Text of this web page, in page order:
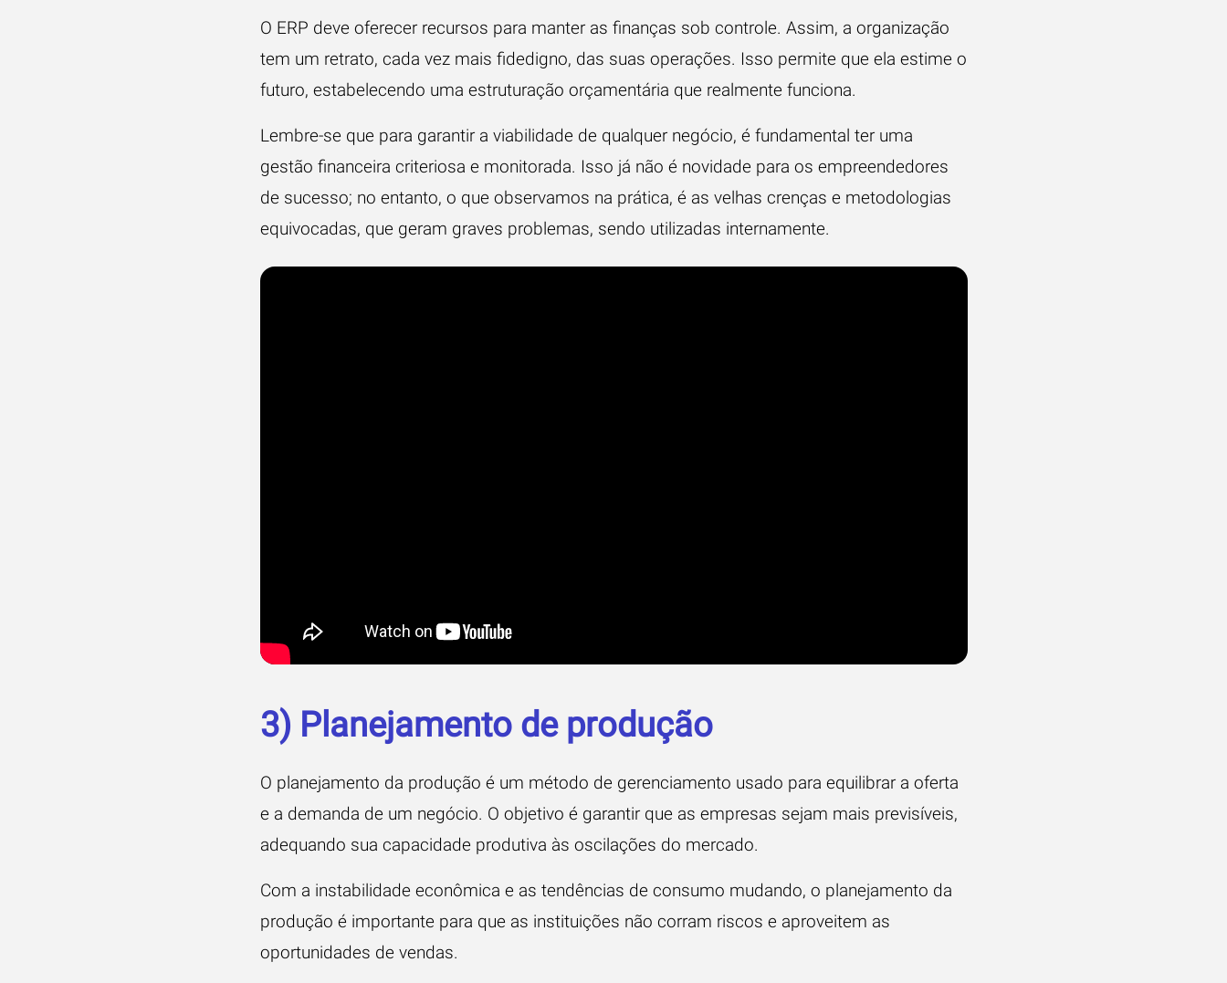
O ERP deve oferecer recursos para manter as finanças sob controle. Assim, a organização
tem um retrato, cada vez mais fidedigno, das suas operações. Isso permite que ela estime o
futuro, estabelecendo uma estruturação orçamentária que realmente funciona.
Lembre-se que para garantir a viabilidade de qualquer negócio, é fundamental ter uma
gestão financeira criteriosa e monitorada. Isso já não é novidade para os empreendedores
de sucesso; no entanto, o que observamos na prática, é as velhas crenças e metodologias
equivocadas, que geram graves problemas, sendo utilizadas internamente.
3) Planejamento de produção
O planejamento da produção é um método de gerenciamento usado para equilibrar a oferta
e a demanda de um negócio. O objetivo é garantir que as empresas sejam mais previsíveis,
adequando sua capacidade produtiva às oscilações do mercado.
Com a instabilidade econômica e as tendências de consumo mudando, o planejamento da
produção é importante para que as instituições não corram riscos e aproveitem as
oportunidades de vendas.